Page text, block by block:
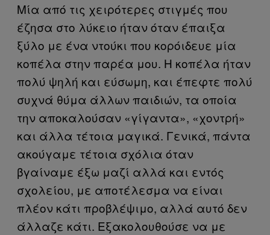
Μία από τις χειρότερες στιγμές που
έζησα στο λύκειο ήταν όταν έπαιξα
ξύλο με ένα ντούκι που κορόιδευε μία
κοπέλα στην παρέα μου. Η κοπέλα ήταν
πολύ ψηλή και εύσωμη, και έπεφτε πολύ
συχνά θύμα άλλων παιδιών, τα οποία
την αποκαλούσαν «γίγαντα», «χοντρή»
και άλλα τέτοια μαγικά. Γενικά, πάντα
ακούγαμε τέτοια σχόλια όταν
βγαίναμε έξω μαζί αλλά και εντός
σχολείου, με αποτέλεσμα να είναι
πλέον κάτι προβλέψιμο, αλλά αυτό δεν
άλλαζε κάτι. Εξακολουθούσε να με